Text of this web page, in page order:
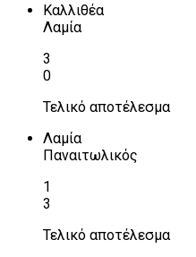
Καλλιθέα
Λαμία
3
0
Τελικό αποτέλεσμα
Λαμία
Παναιτωλικός
1
3
Τελικό αποτέλεσμα